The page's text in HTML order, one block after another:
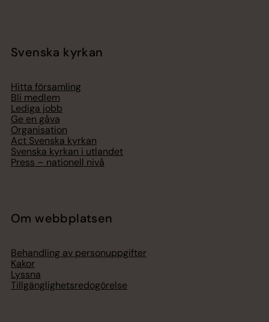
Svenska kyrkan
Hitta församling
Bli medlem
Lediga jobb
Ge en gåva
Organisation
Act Svenska kyrkan
Svenska kyrkan i utlandet
Press – nationell nivå
Om webbplatsen
Behandling av personuppgifter
Kakor
Lyssna
Tillgänglighetsredogörelse